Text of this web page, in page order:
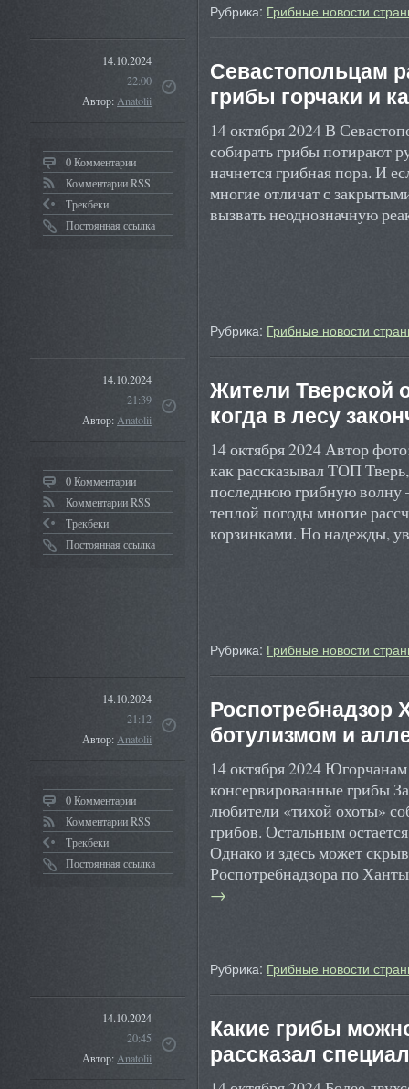
Рубрика: Грибные новости
14.10.2024
22:00
Автор:Anatolii
0 Комментарии
Комментарии RSS
Трекбеки
Постоянная ссылка
Севастопольцам
грибы горчаки и
14 октября 2024 В
собирать грибы потирают
начнется грибная пора. И
многие отличат с
вызвать неоднозначную
Рубрика: Грибные новости
14.10.2024
21:39
Автор:Anatolii
0 Комментарии
Комментарии RSS
Трекбеки
Постоянная ссылка
Жители Тверской
когда в лесу
14 октября 2024 Автор
как рассказывал ТОП
последнюю грибную волну
теплой погоды многие
корзинками. Но надежды,
Рубрика: Грибные новости
14.10.2024
21:12
Автор:Anatolii
0 Комментарии
Комментарии RSS
Трекбеки
Постоянная ссылка
ботулизмом и
14 октября 2024
консервированные грибы
любители «тихой охоты»
грибов. Остальным
Однако и здесь может
Роспотребнадзора по
→
Рубрика: Грибные новости
14.10.2024
20:45
Автор:Anatolii
Какие грибы
рассказал